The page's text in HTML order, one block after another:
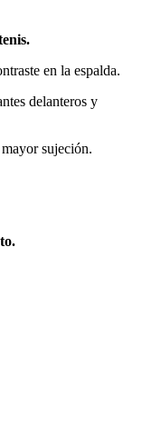
en la espalda.
delanteros y
sujeción.